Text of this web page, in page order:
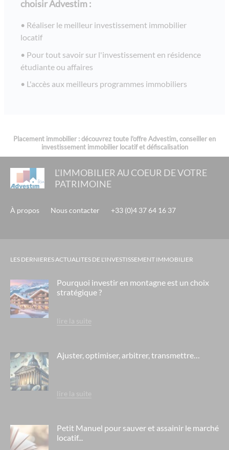
choisir Advestim :
Réaliser le meilleur investissement immobilier
locatif
Pour tout savoir sur l'investissement en résidence
étudiante ou affaires
L'accès aux meilleurs programmes immobiliers
Placement immobilier : découvrez toute l'offre Advestim, conseiller en
investissement immobilier locatif et défiscalisation
L'IMMOBILIER AU COEUR DE VOTRE
PATRIMOINE
À propos Nous contacter +33 (0)4 37 64 16 37
LES DERNIERES ACTUALITES DE L'INVESTISSEMENT IMMOBILIER
Pourquoi investir en montagne est un choix
stratégique ?
lire la suite
Ajuster, optimiser, arbitrer, transmettre…
lire la suite
Petit Manuel pour sauver et assainir le marché
locatif...